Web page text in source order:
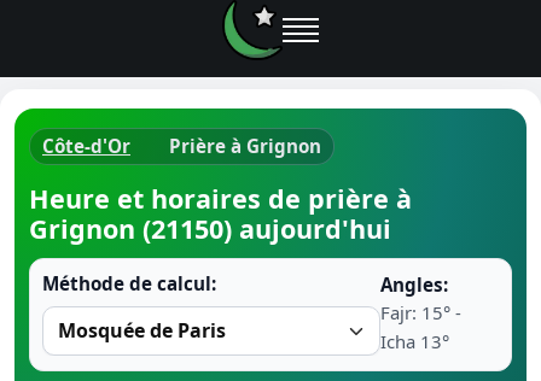
Ramadan
Côte-d'Or Prière à Grignon
Heure et horaires de prière à
Grignon (21150) aujourd'hui
Méthode de calcul:
Angles:
Fajr: 15° -
Icha 13°